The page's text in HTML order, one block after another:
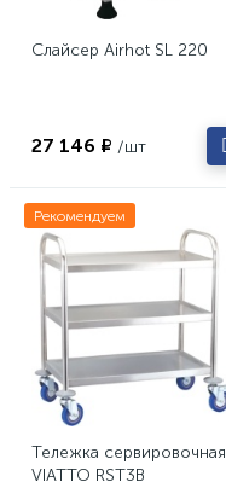
Слайсер Airhot SL 220
27 146 ₽ /шт
Рекомендуем
Тележка сервировочная
VIATTO RST3B